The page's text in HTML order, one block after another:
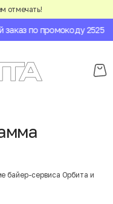
отмечать!
заказ по промокоду 2525
байер-сервиса Орбита и